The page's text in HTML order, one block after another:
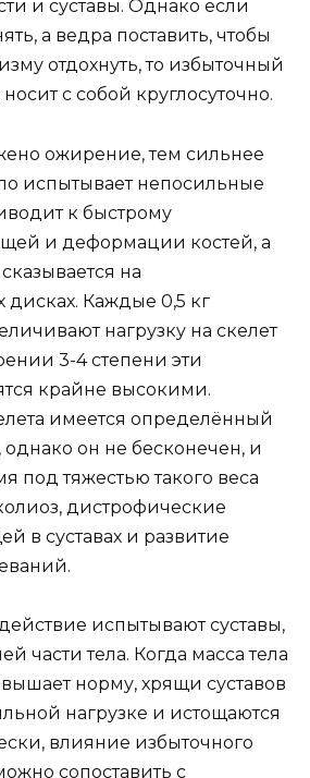
и суставы. Однако если
а ведра поставить, чтобы
отдохнуть, то избыточный
с собой круглосуточно.
ожирение, тем сильнее
испытывает непосильные
к быстрому
и деформации костей, а
на
Каждые 0,5 кг
нагрузку на скелет
3-4 степени эти
крайне высокими.
имеется определённый
однако он не бесконечен, и
под тяжестью такого веса
дистрофические
в суставах и развитие
испытывают суставы,
части тела. Когда масса тела
норму, хрящи суставов
нагрузке и истощаются
влияние избыточного
сопоставить с